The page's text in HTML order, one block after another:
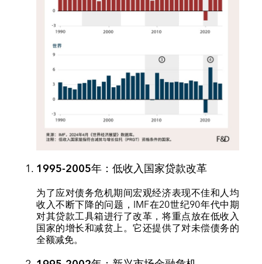
1995-2005年：低收入国家贷款改革
为了应对债务危机期间宏观经济表现不佳和人均
收入不断下降的问题，IMF在20世纪90年代中期
对其贷款工具箱进行了改革，将重点放在低收入
国家的增长和减贫上。它还提供了对未偿债务的
全额减免。